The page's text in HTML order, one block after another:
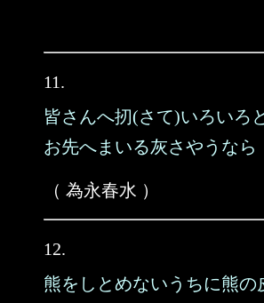
11.
皆さんへ扨(さて)いろいろ
お先へまいる灰さやうなら
（ 為永春水 ）
12.
熊をしとめないうちに熊の